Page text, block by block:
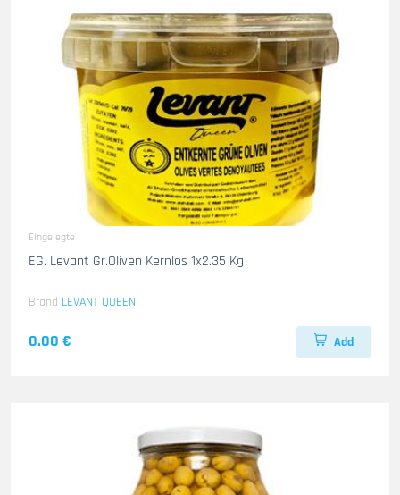
Eingelegte
EG. Levant Gr.Oliven Kernlos 1x2.35 Kg
Brand LEVANT QUEEN
0.00 € Add